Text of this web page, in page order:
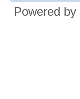
Powered by